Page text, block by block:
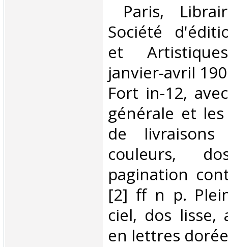
Paris,
Société
et
janvier-avril
Fort in-12,
générale et
de
couleurs,
pagination
[2] ff n p.
ciel, dos
en lettres